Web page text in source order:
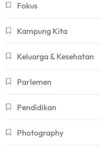
Fokus
Kampung Kita
Keluarga & Kesehatan
Parlemen
Pendidikan
Photography